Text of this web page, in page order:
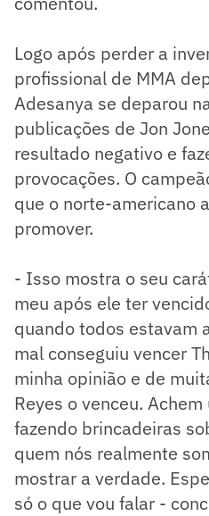
Logo após perder a
profissional de MMA
Adesanya se deparou
publicações de Jon
resultado negativo e
provocações. O
que o norte-americano
promover.
- Isso mostra o seu
meu após ele ter
quando todos estavam
mal conseguiu vencer
minha opinião e de
Reyes o venceu.
fazendo brincadeiras
quem nós realmente
mostrar a verdade.
só o que vou falar -